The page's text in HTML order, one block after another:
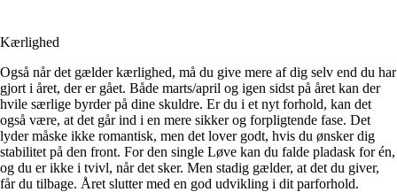
Kærlighed
Også når det gælder kærlighed, må du give mere af dig selv end du har
gjort i året, der er gået. Både marts/april og igen sidst på året kan der
hvile særlige byrder på dine skuldre. Er du i et nyt forhold, kan det
også være, at det går ind i en mere sikker og forpligtende fase. Det
lyder måske ikke romantisk, men det lover godt, hvis du ønsker dig
stabilitet på den front. For den single Løve kan du falde pladask for én,
og du er ikke i tvivl, når det sker. Men stadig gælder, at det du giver,
får du tilbage. Året slutter med en god udvikling i dit parforhold.